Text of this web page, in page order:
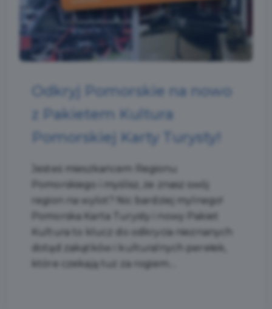
Odkryj Pomorskie na nowo
z Pakietem Kultura
Pomorskiej Karty Turysty!
Jesteś mieszkańcem Regionu
Pomorskiego i myślisz, że znasz swój
region na wylot? Nic bardziej mylnego!
Pomorska Karta Turysty i nowy Pakiet
Kultura to klucz do odkrycia nieznanych
dotąd zakątków i kulturalnych perełek,
które czekają tuż za rogiem....